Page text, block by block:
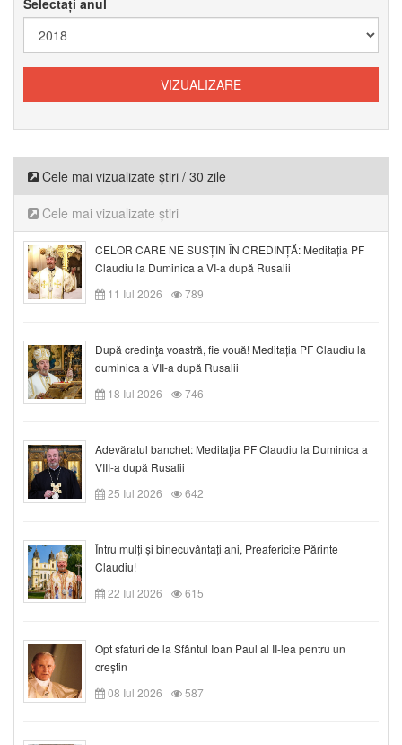
Cele mai vizualizate știri / 30 zile
Cele mai vizualizate știri
CELOR CARE NE SUSȚIN ÎN CREDINȚĂ: Meditația PF
Claudiu la Duminica a VI-a după Rusalii
11 Iul 2026
789
După credinţa voastră, fie vouă! Meditația PF Claudiu la
duminica a VII-a după Rusalii
18 Iul 2026
746
Adevăratul banchet: Meditația PF Claudiu la Duminica a
VIII-a după Rusalii
25 Iul 2026
642
Întru mulți și binecuvântați ani, Preafericite Părinte
Claudiu!
22 Iul 2026
615
Opt sfaturi de la Sfântul Ioan Paul al II-lea pentru un
creștin
08 Iul 2026
587